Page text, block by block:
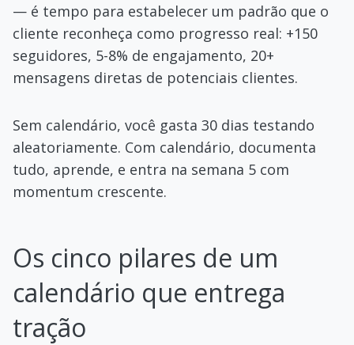
— é tempo para estabelecer um padrão que o
cliente reconheça como progresso real: +150
seguidores, 5-8% de engajamento, 20+
mensagens diretas de potenciais clientes.
Sem calendário, você gasta 30 dias testando
aleatoriamente. Com calendário, documenta
tudo, aprende, e entra na semana 5 com
momentum crescente.
Os cinco pilares de um
calendário que entrega
tração